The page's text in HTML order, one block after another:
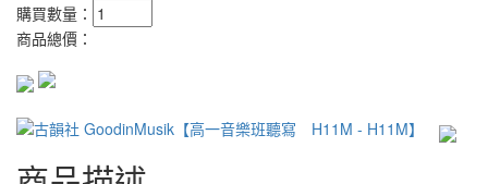
購買數量：
商品總價：